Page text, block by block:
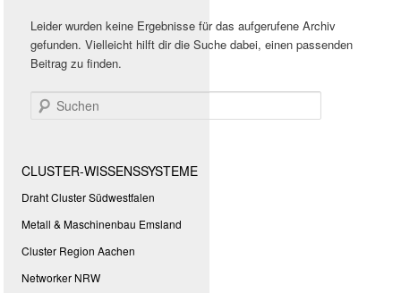
Leider wurden keine Ergebnisse für das aufgerufene Archiv
gefunden. Vielleicht hilft dir die Suche dabei, einen passenden
Beitrag zu finden.
Suchen
CLUSTER-WISSENSSYSTEME
Draht Cluster Südwestfalen
Metall & Maschinenbau Emsland
Cluster Region Aachen
Networker NRW